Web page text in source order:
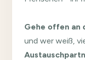
Gehe offen an
und wer weiß,